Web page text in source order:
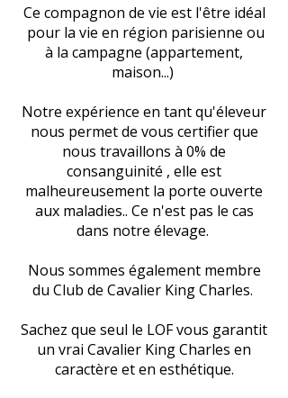
Ce compagnon de vie est l'être idéal
pour la vie en région parisienne ou
à la campagne (appartement,
maison...)
Notre expérience en tant qu'éleveur
nous permet de vous certifier que
nous travaillons à 0% de
consanguinité , elle est
malheureusement la porte ouverte
aux maladies.. Ce n'est pas le cas
dans notre élevage.
Nous sommes également membre
du Club de Cavalier King Charles.
Sachez que seul le LOF vous garantit
un vrai Cavalier King Charles en
caractère et en esthétique.